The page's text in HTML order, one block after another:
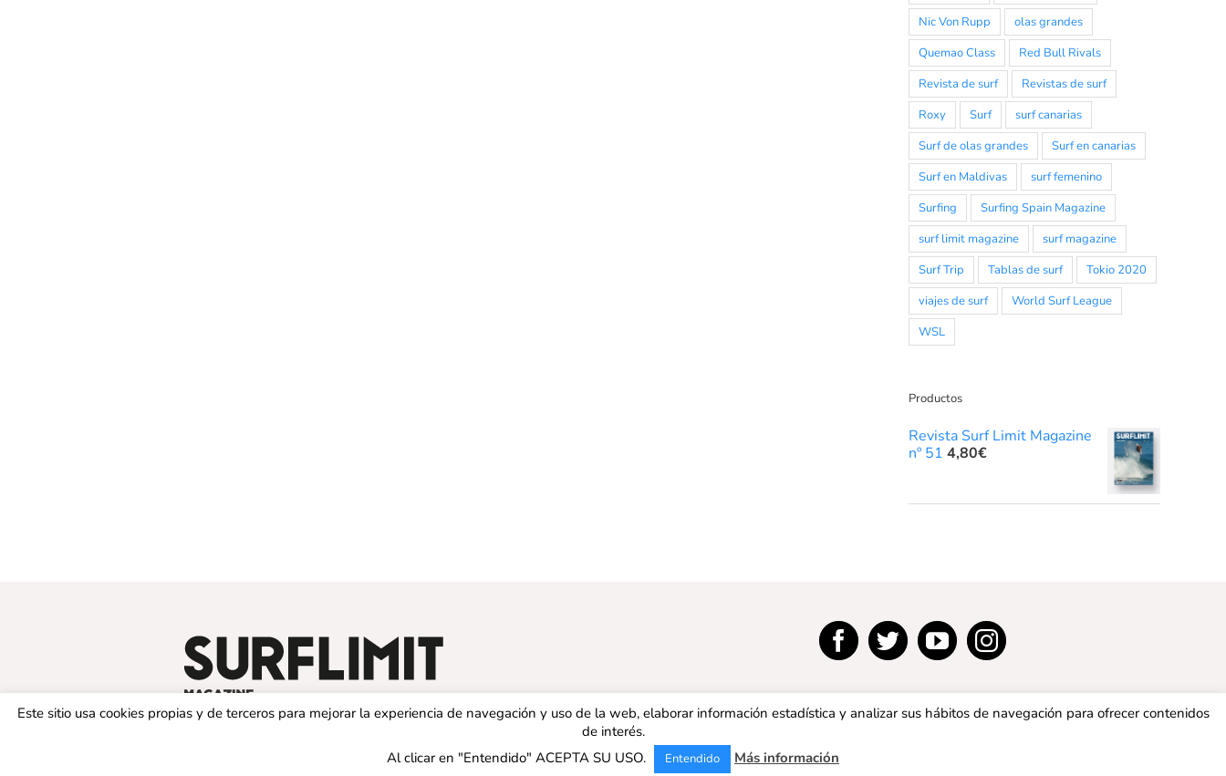
Nic Von Rupp
olas grandes
Quemao Class
Red Bull Rivals
Revista de surf
Revistas de surf
Roxy
Surf
surf canarias
Surf de olas grandes
Surf en canarias
Surf en Maldivas
surf femenino
Surfing
Surfing Spain Magazine
surf limit magazine
surf magazine
Surf Trip
Tablas de surf
Tokio 2020
viajes de surf
World Surf League
WSL
Productos
Revista Surf Limit Magazine
nº 51 4,80€
Este sitio usa cookies propias y de terceros para mejorar la experiencia de navegación y uso de la web, elaborar información estadística y analizar sus hábitos de navegación para ofrecer contenidos
de interés.
Al clicar en "Entendido" ACEPTA SU USO.
Entendido Más información